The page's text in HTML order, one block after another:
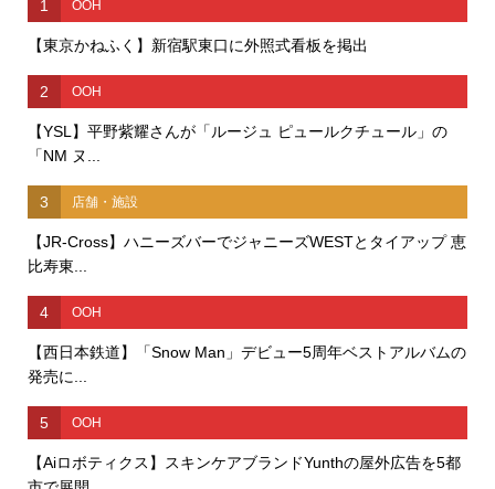
1 OOH
【東京かねふく】新宿駅東口に外照式看板を掲出
2 OOH
【YSL】平野紫耀さんが「ルージュ ピュールクチュール」の
「NM ヌ...
3 店舗・施設
【JR-Cross】ハニーズバーでジャニーズWESTとタイアップ 恵
比寿東...
4 OOH
【西日本鉄道】「Snow Man」デビュー5周年ベストアルバムの
発売に...
5 OOH
【Aiロボティクス】スキンケアブランドYunthの屋外広告を5都